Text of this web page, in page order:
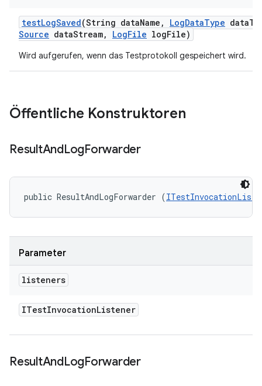
testLogSaved(String dataName , LogDataType data
Source dataStream, LogFile logFile)
Wird aufgerufen, wenn das Testprotokoll gespeichert wird.
Öffentliche Konstruktoren
ResultAndLogForwarder
public ResultAndLogForwarder (
Parameter
listeners
ITestInvocationListener
ResultAndLogForwarder